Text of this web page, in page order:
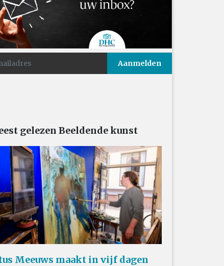
gelezen Beeldende kunst
Meeuws maakt in vijf dagen